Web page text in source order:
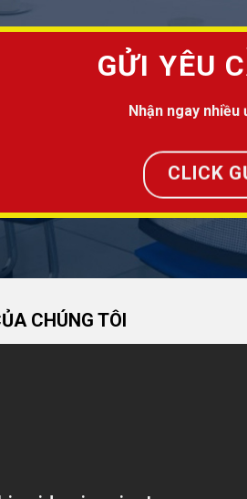
GỬI YÊU
Nhận ngay
CLICK
CHÚNG TÔI